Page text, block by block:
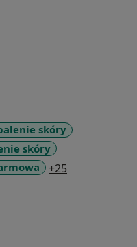
nie zajmuję się
oddechowych w
dermatologicznych
laserowe).
uzyskałam
oraz
Szpitala
skóry
skóry
+25